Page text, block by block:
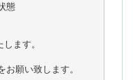
態
ます。
願い致します。